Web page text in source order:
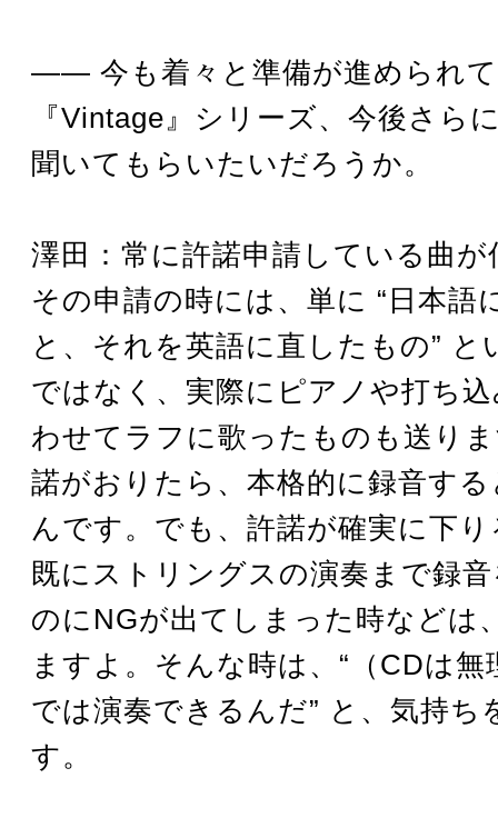
―― 今も着々と準備が進められ
『Vintage』シリーズ、今後さら
聞いてもらいたいだろうか。
澤田：常に許諾申請している曲
その申請の時には、単に “日本語
と、それを英語に直したもの” と
ではなく、実際にピアノや打ち
わせてラフに歌ったものも送り
諾がおりたら、本格的に録音す
んです。でも、許諾が確実に下
既にストリングスの演奏まで録
のにNGが出てしまった時などは
ますよ。そんな時は、“（CDは無
では演奏できるんだ” と、気持ち
す。